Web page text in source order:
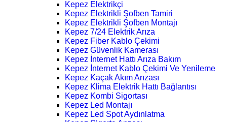
Kepez Elektrikçi
Kepez Elektrikli Şofben Tamiri
Kepez Elektrikli Şofben Montajı
Kepez 7/24 Elektrik Arıza
Kepez Fiber Kablo Çekimi
Kepez Güvenlik Kamerası
Kepez İnternet Hattı Arıza Bakım
Kepez İnternet Kablo Çekimi Ve Yenileme
Kepez Kaçak Akım Arızası
Kepez Klima Elektrik Hattı Bağlantısı
Kepez Kombi Sigortası
Kepez Led Montajı
Kepez Led Spot Aydınlatma